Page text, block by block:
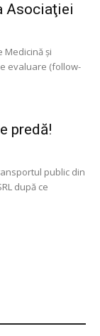
Asociaţiei
Medicină și
evaluare (follow-
predă!
public din
după ce